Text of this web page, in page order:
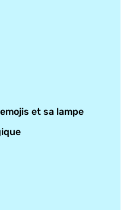
et sa lampe